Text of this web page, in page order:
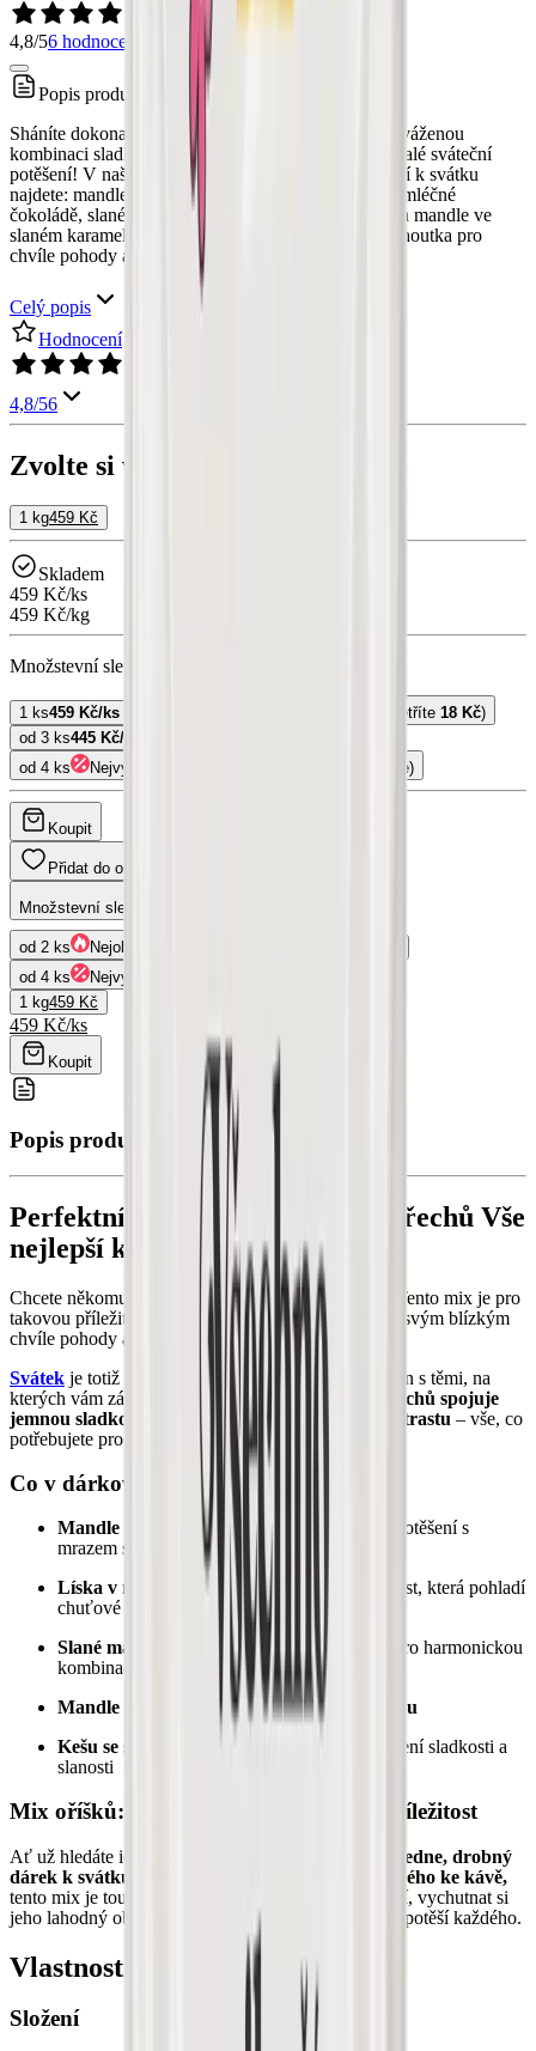
4,8/56 hodnocení
Popis produktu
Sháníte dokonalý dárek k svátku? Máme pro vás vyváženou
kombinaci sladkého, slaného i křupavého pro dokonalé sváteční
potěšení! V našem oříškovém mixu Všechno nejlepší k svátku
najdete: mandle v jahodové bílé čokoládě, lískáče v mléčné
čokoládě, slané mandle, kešu se slaným karamelem a mandle ve
slaném karamelu s příchutí medu. Prostě ideální pochoutka pro
chvíle pohody a radosti!
Celý popis
Hodnocení
4,8/56
Zvolte si velikost balení:
1 kg459 Kč
Skladem
459 Kč/ks
459 Kč/kg
Množstevní sleva
1 ks459 Kč/ks (ušetříte 18 Kč)
od 3 ks445 Kč/
od 4 ks
Nejvýhodnější a více)
Koupit
Přidat do oblíbených
Množstevní sleva
od 2 ks Nejoblíbenější
od 4 ks
Nejvýhodnější
1 kg459 Kč
459 Kč/ks
Koupit
Popis produktu
Perfektní dárek k svátku: Mix ořechů Vše
nejlepší k svátku
Chcete někomu popřát všechno nejlepší k
? Tento mix je pro
takovou příležitost jako dělaný! Dopřejte sobě nebo svým blízkým
chvíle pohody a oslavte svátek s chutí.🎉
Svátek je totiž skvělá příležitost zpomalit a užít si den s těmi, na
kterých vám záleží.
Tento pečlivě vybraný mix ořechů spojuje
jemnou sladkost, křupavost i špetku slaného kontrastu – vše, co
potřebujete pro dokonalý sváteční okamžik.
Co v dárkovém balení najdete?
Mandle v jahodové bílé čokoládě
– sladké potěšení s
mrazem sušenými jahodami
Líska v mléčné čokoládě– lahodná krémovost, která pohladí
chuťové buňky
Slané mandle
– křupavá a vyvážená složka pro harmonickou
kombinaci chutí
Mandle ve slaném karamelu s příchutí medu
Kešu se slaným karamelem
– dokonalé spojení sladkosti a
slanosti
Mix oříšků: Skvělá volba pro každou příležitost
Ať už hledáte ideální
pohoštění pro sváteční odpoledne, drobný
dárek k svátku pro oslavence nebo jen něco dobrého ke kávě,
tento mix je tou správnou volbou. Stačí otevřít balení, vychutnat si
jeho lahodný obsah a nechat se unést chutěmi, které potěší každého.
Vlastnosti produktu
Složení